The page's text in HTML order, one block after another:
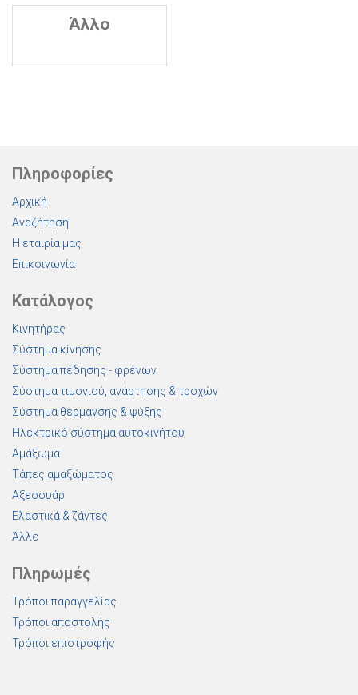
Άλλο
Πληροφορίες
Αρχική
Αναζήτηση
Η εταιρία μας
Επικοινωνία
Κατάλογος
Κινητήρας
Σύστημα κίνησης
Σύστημα πέδησης - φρένων
Σύστημα τιμονιού, ανάρτησης & τροχών
Σύστημα θέρμανσης & ψύξης
Ηλεκτρικό σύστημα αυτοκινήτου
Αμάξωμα
Τάπες αμαξώματος
Αξεσουάρ
Ελαστικά & ζάντες
Άλλο
Πληρωμές
Τρόποι παραγγελίας
Τρόποι αποστολής
Τρόποι επιστροφής